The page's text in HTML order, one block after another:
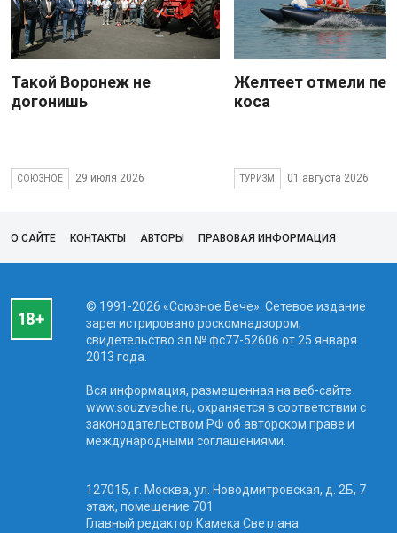
Такой Воронеж не
догонишь
СОЮЗНОЕ 29 июля 2026
Желтеет отмели
коса
ТУРИЗМ 01 августа 2026
О САЙТЕ КОНТАКТЫ АВТОРЫ ПРАВОВАЯ ИНФОРМАЦИЯ
© 1991-2026 «Союзное Вече». Сетевое издание
зарегистрировано роскомнадзором,
свидетельство эл № фc77-52606 от 25 января
2013 года.
Вся информация, размещенная на веб-сайте
www.souzveche.ru, охраняется в соответствии с
законодательством РФ об авторском праве и
международными соглашениями.
127015, г. Москва, ул. Новодмитровская, д. 2Б, 7
этаж, помещение 701
Главный редактор Камека Светлана